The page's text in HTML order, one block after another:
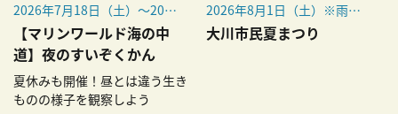
2026年7月18日（土）～20日
（月・祝）、25日（土）・
26日（日）
2026年8月1日（土）～23日
（日）、29（土）・
30（日）
【マリンワールド海の中
道】夜のすいぞくかん
夏休みも開催！昼とは違う生き
ものの様子を観察しよう
2026年8月1日（土）※雨天
中止
大川市民夏まつり